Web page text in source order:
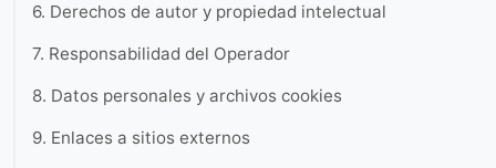
6. Derechos de autor y propiedad intelectual
7. Responsabilidad del Operador
8. Datos personales y archivos cookies
9. Enlaces a sitios externos